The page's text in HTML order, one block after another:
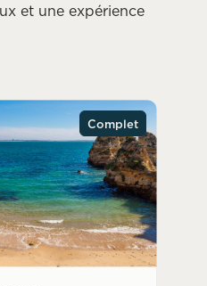
et une expérience
Complet